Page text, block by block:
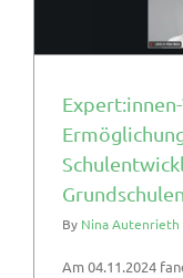
Grundschulen
By Nina Autenrieth
Am 04.11.2024